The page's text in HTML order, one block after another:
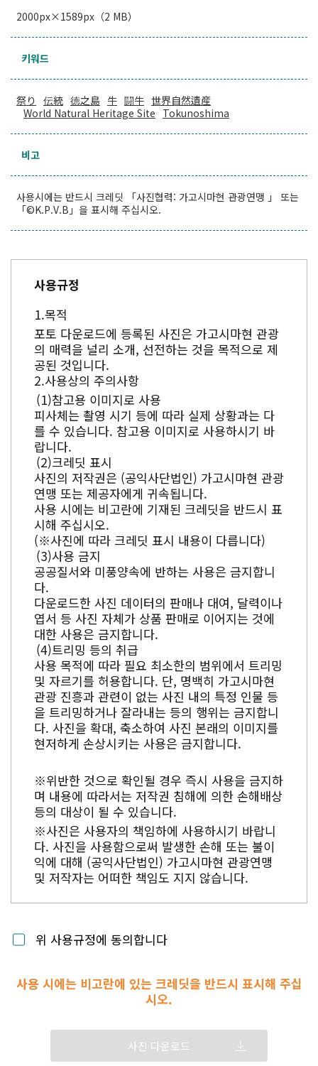
2000px×1589px（2 MB）
키워드
祭り 伝統 徳之島 牛 闘牛 世界自然遺産
World Natural Heritage Site Tokunoshima
비고
사용시에는 반드시 크레딧 「사진협력: 가고시마현 관광연맹 」 또는
「©K.P.V.B」을 표시해 주십시오.
사용규정
목적
포토 다운로드에 등록된 사진은 가고시마현 관광
의 매력을 널리 소개, 선전하는 것을 목적으로 제
공된 것입니다.
사용상의 주의사항
참고용 이미지로 사용
피사체는 촬영 시기 등에 따라 실제 상황과는 다
를 수 있습니다. 참고용 이미지로 사용하시기 바
랍니다.
크레딧 표시
사진의 저작권은 (공익사단법인) 가고시마현 관광
연맹 또는 제공자에게 귀속됩니다.
사용 시에는 비고란에 기재된 크레딧을 반드시 표
시해 주십시오.
(※사진에 따라 크레딧 표시 내용이 다릅니다)
사용 금지
공공질서와 미풍양속에 반하는 사용은 금지합니
다.
다운로드한 사진 데이터의 판매나 대여, 달력이나
엽서 등 사진 자체가 상품 판매로 이어지는 것에
대한 사용은 금지합니다.
트리밍 등의 취급
사용 목적에 따라 필요 최소한의 범위에서 트리밍
및 자르기를 허용합니다. 단, 명백히 가고시마현
관광 진흥과 관련이 없는 사진 내의 특정 인물 등
을 트리밍하거나 잘라내는 등의 행위는 금지합니
다. 사진을 확대, 축소하여 사진 본래의 이미지를
현저하게 손상시키는 사용은 금지합니다.
※위반한 것으로 확인될 경우 즉시 사용을 금지하
며 내용에 따라서는 저작권 침해에 의한 손해배상
등의 대상이 될 수 있습니다.
※사진은 사용자의 책임하에 사용하시기 바랍니
다. 사진을 사용함으로써 발생한 손해 또는 불이
익에 대해 (공익사단법인) 가고시마현 관광연맹
및 저작자는 어떠한 책임도 지지 않습니다.
위 사용규정에 동의합니다
사용 시에는 비고란에 있는 크레딧을 반드시 표시해 주십
시오.
사진 다운로드